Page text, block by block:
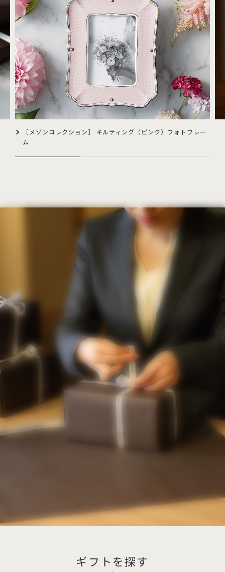
［メゾンコレクション］ キルティング（ピンク）フォトフレー
ム
ギフトを探す